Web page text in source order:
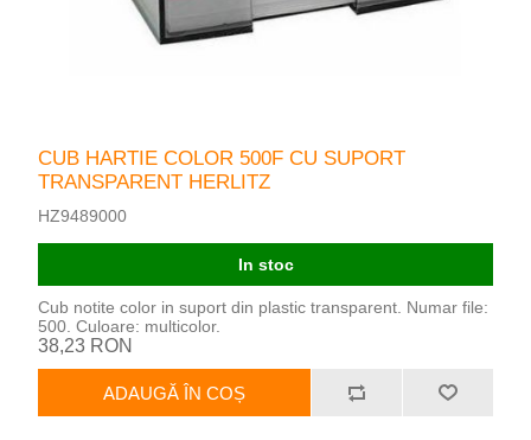
CUB HARTIE COLOR 500F CU SUPORT
TRANSPARENT HERLITZ
HZ9489000
In stoc
Cub notite color in suport din plastic transparent. Numar file:
500. Culoare: multicolor.
38,23 RON
ADAUGĂ ÎN COȘ